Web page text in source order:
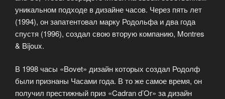
уникальном подходе в дизайне часов. Через пять лет
(1994), он запатентовал марку Родольфа и два года
спустя (1996), создал свою вторую компанию, Montres
& Bijoux.
В 1998 часы «Bovet» дизайн которых создал Родолф
были признаны Часами года. В то же самое время, он
получил престижный приз «Cadran d’Or» за дизайн